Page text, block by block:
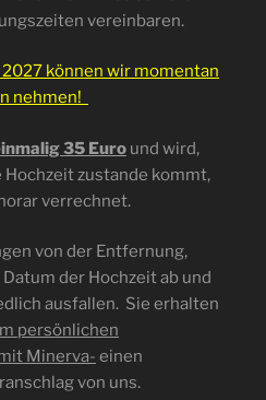
vereinbaren.
können wir momentan
nehmen!
35 Euro und wird,
zustande kommt,
verrechnet.
von der Entfernung,
der Hochzeit ab und
ausfallen. Sie erhalten
persönlichen
Minerva- einen
von uns.